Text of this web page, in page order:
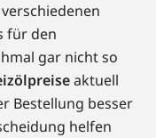
für den
gar nicht so
aktuell
Bestellung besser
helfen